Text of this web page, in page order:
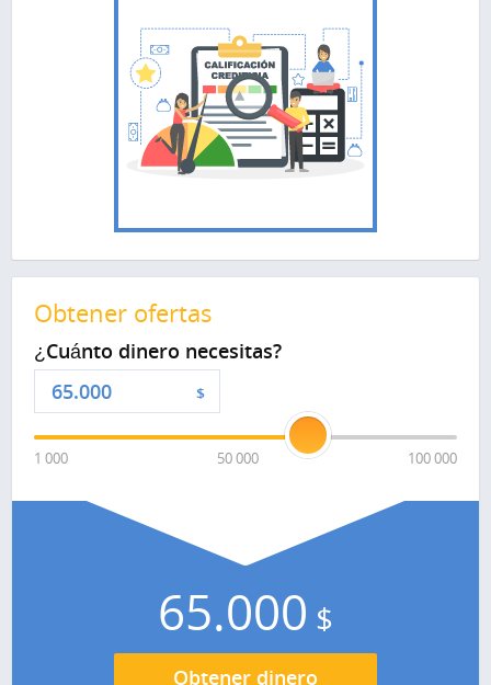
Obtener ofertas
¿Cuánto dinero necesitas?
$
1 000 50 000 100 000
65.000 $
Obtener dinero